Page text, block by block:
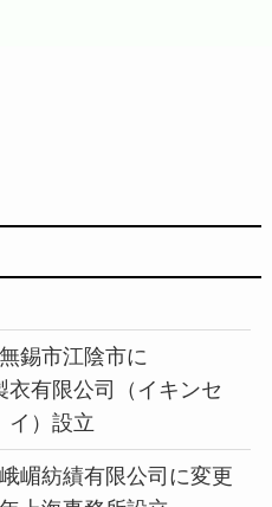
錫市江陰市に
衣有限公司（イキンセ
イ）設立
嵋紡績有限公司に変更